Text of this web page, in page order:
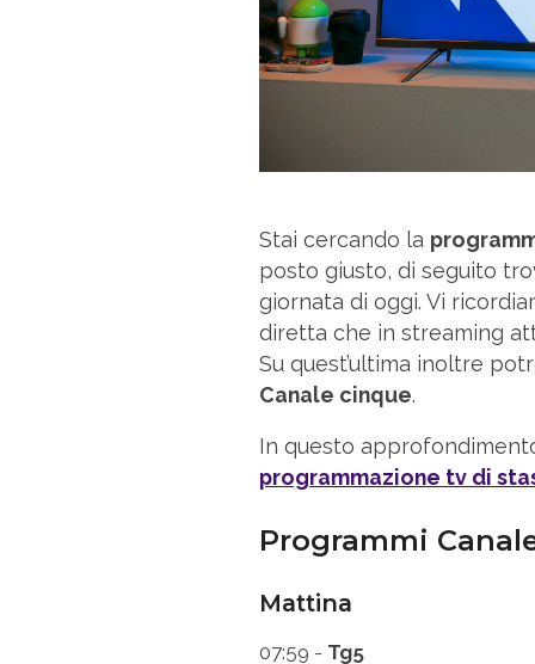
Stai cercando la
posto giusto, di seguito
giornata di oggi. Vi
diretta che in streaming
Su quest’ultima inoltre
Canale cinque.
In questo
programmazione tv di
Programmi
Mattina
07:59 - Tg5